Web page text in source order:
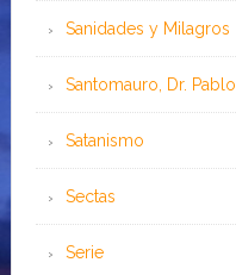
Sanidades y Milagros
Santomauro, Dr. Pablo
Satanismo
Sectas
Serie